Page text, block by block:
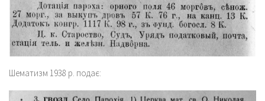
Шематизм 1938 р. подає: